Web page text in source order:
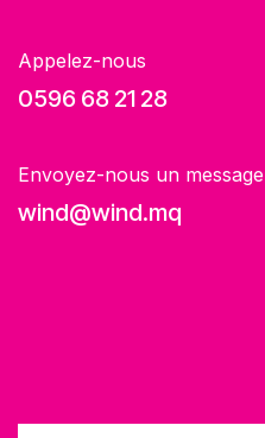
Appelez-nous
0596 68 21 28
Envoyez-nous un message
wind@wind.mq